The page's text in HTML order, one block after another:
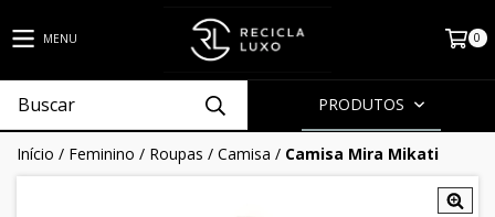
MENU 0
PRODUTOS
Início / Feminino / Roupas / Camisa / Camisa Mira Mikati